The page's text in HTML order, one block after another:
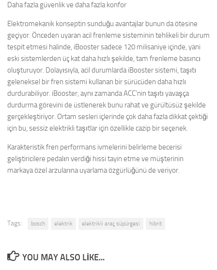
Daha fazla güvenlik ve daha fazla konfor
Elektromekanik konseptin sunduğu avantajlar bunun da ötesine
geçiyor. Önceden uyaran acil frenleme sisteminin tehlikeli bir durum
tespit etmesi halinde, iBooster sadece 120 milisaniye içinde, yani
eski sistemlerden üç kat daha hızlı şekilde, tam frenleme basıncı
oluşturuyor. Dolayısıyla, acil durumlarda iBooster sistemi, taşıtı
geleneksel bir fren sistemi kullanan bir sürücüden daha hızlı
durdurabiliyor. iBooster, aynı zamanda ACC’nin taşıtı yavaşça
durdurma görevini de üstlenerek bunu rahat ve gürültüsüz şekilde
gerçekleştiriyor. Ortam sesleri içlerinde çok daha fazla dikkat çektiği
için bu, sessiz elektrikli taşıtlar için özellikle cazip bir seçenek.
Karakteristik fren performans ivmelerini belirleme becerisi
geliştiricilere pedalın verdiği hissi tayin etme ve müşterinin
markaya özel arzularına uyarlama özgürlüğünü de veriyor.
Tags: bosch elektrik elektrikli araç süpürgesi hibrit
YOU MAY ALSO LIKE...